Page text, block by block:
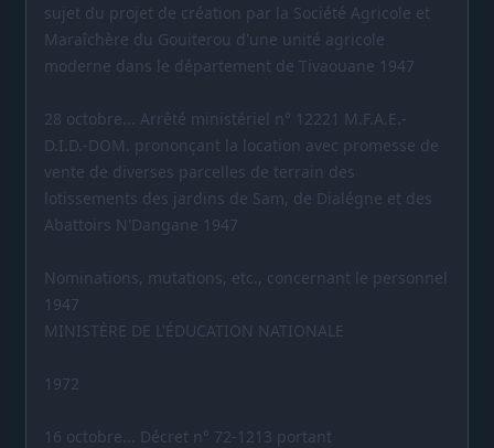
sujet du projet de création par la Société Agricole et
Maraîchère du Gouiterou d'une unité agricole
moderne dans le département de Tivaouane 1947
28 octobre... Arrêté ministériel n° 12221 M.F.A.E.-
D.I.D.-DOM. prononçant la location avec promesse de
vente de diverses parcelles de terrain des
lotissements des jardins de Sam, de Dialégne et des
Abattoirs N'Dangane 1947
Nominations, mutations, etc., concernant le personnel
1947
MINISTÈRE DE L'ÉDUCATION NATIONALE
1972
16 octobre... Décret n° 72-1213 portant